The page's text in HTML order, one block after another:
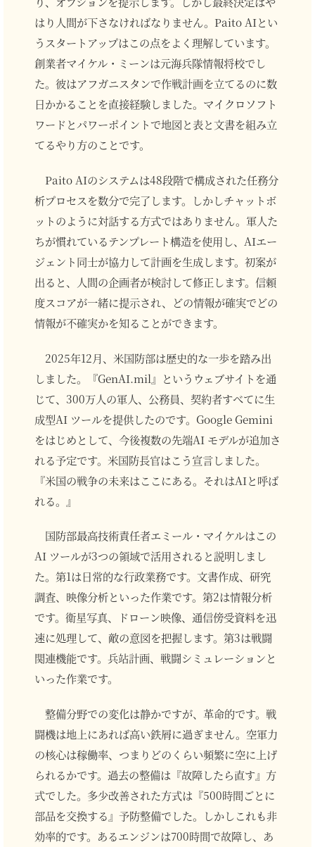
はり人間が下さなければなりません。Paito AIとい
うスタートアップはこの点をよく理解しています。
創業者マイケル・ミーンは元海兵隊情報将校でし
た。彼はアフガニスタンで作戦計画を立てるのに数
日かかることを直接経験しました。マイクロソフト
ワードとパワーポイントで地図と表と文書を組み立
てるやり方のことです。
Paito AIのシステムは48段階で構成された任務分
析プロセスを数分で完了します。しかしチャットボ
ットのように対話する方式ではありません。軍人た
ちが慣れているテンプレート構造を使用し、AIエー
ジェント同士が協力して計画を生成します。初案が
出ると、人間の企画者が検討して修正します。信頼
度スコアが一緒に提示され、どの情報が確実でどの
情報が不確実かを知ることができます。
2025年12月、米国防部は歴史的な一歩を踏み出
しました。『GenAI.mil』というウェブサイトを通
じて、300万人の軍人、公務員、契約者すべてに生
成型AI ツールを提供したのです。Google Gemini
をはじめとして、今後複数の先端AI モデルが追加さ
れる予定です。米国防長官はこう宣言しました。
『米国の戦争の未来はここにある。それはAIと呼ば
れる。』
国防部最高技術責任者エミール・マイケルはこの
AI ツールが3つの領域で活用されると説明しまし
た。第1は日常的な行政業務です。文書作成、研究
調査、映像分析といった作業です。第2は情報分析
です。衛星写真、ドローン映像、通信傍受資料を迅
速に処理して、敵の意図を把握します。第3は戦闘
関連機能です。兵站計画、戦闘シミュレーションと
いった作業です。
整備分野での変化は静かですが、革命的です。戦
闘機は地上にあれば高い鉄屑に過ぎません。空軍力
の核心は稼働率、つまりどのくらい頻繁に空に上げ
られるかです。過去の整備は『故障したら直す』方
式でした。多少改善された方式は『500時間ごとに
部品を交換する』予防整備でした。しかしこれも非
効率的です。あるエンジンは700時間で故障し、あ